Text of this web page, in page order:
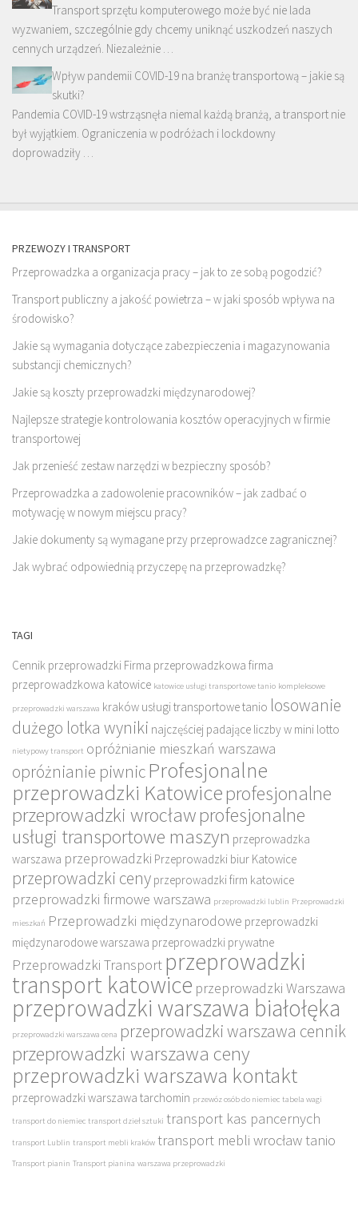
Transport sprzętu komputerowego może być nie lada
wyzwaniem, szczególnie gdy chcemy uniknąć uszkodzeń naszych
cennych urządzeń. Niezależnie …
Wpływ pandemii COVID-19 na branżę transportową – jakie są
skutki?
Pandemia COVID-19 wstrząsnęła niemal każdą branżą, a transport nie
był wyjątkiem. Ograniczenia w podróżach i lockdowny
doprowadziły …
PRZEWOZY I TRANSPORT
Przeprowadzka a organizacja pracy – jak to ze sobą pogodzić?
Transport publiczny a jakość powietrza – w jaki sposób wpływa na
środowisko?
Jakie są wymagania dotyczące zabezpieczenia i magazynowania
substancji chemicznych?
Jakie są koszty przeprowadzki międzynarodowej?
Najlepsze strategie kontrolowania kosztów operacyjnych w firmie
transportowej
Jak przenieść zestaw narzędzi w bezpieczny sposób?
Przeprowadzka a zadowolenie pracowników – jak zadbać o
motywację w nowym miejscu pracy?
Jakie dokumenty są wymagane przy przeprowadzce zagranicznej?
Jak wybrać odpowiednią przyczepę na przeprowadzkę?
TAGI
Cennik przeprowadzki Firma przeprowadzkowa firma
przeprowadzkowa katowice katowice usługi transportowe tanio kompleksowe
przeprowadzki warszawa kraków usługi transportowe tanio losowanie
dużego lotka wyniki najczęściej padające liczby w mini lotto
nietypowy transport opróżnianie mieszkań warszawa
opróżnianie piwnicProfesjonalne
przeprowadzki Katowiceprofesjonalne
przeprowadzki wrocławprofesjonalne
usługi transportowe maszyn przeprowadzka
warszawa przeprowadzki Przeprowadzki biur Katowice
przeprowadzki ceny przeprowadzki firm katowice
przeprowadzki firmowe warszawa przeprowadzki lublin Przeprowadzki
mieszkań Przeprowadzki międzynarodowe przeprowadzki
międzynarodowe warszawa przeprowadzki prywatne
Przeprowadzki Transport przeprowadzki
transport katowice przeprowadzki Warszawa
przeprowadzki warszawa białołęka
przeprowadzki warszawa cena przeprowadzki warszawa cennik
przeprowadzki warszawa ceny
przeprowadzki warszawa kontakt
przeprowadzki warszawa tarchomin przewóz osób do niemiec tabela wagi
transport do niemiec transport dzieł sztuki transport kas pancernych
transport Lublin transport mebli kraków transport mebli wrocław tanio
Transport pianin Transport pianina warszawa przeprowadzki